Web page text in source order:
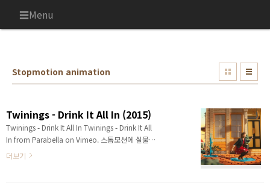
Menu
Stopmotion animation
Twinings - Drink It All In (2015)
Twinings - Drink It All In Twinings - Drink It All
In from Parabella on Vimeo. 스톱모션에 실물크
기(?)의 사람이 나온다. 세트를 크게 지은건지 합성
더보기